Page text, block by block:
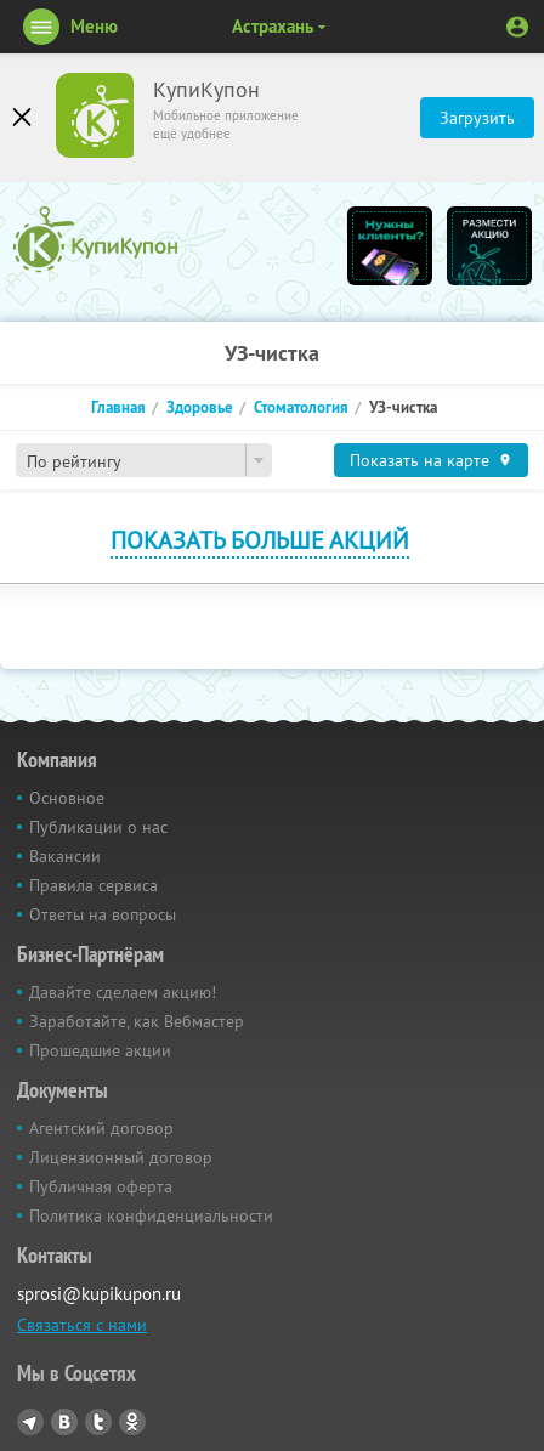
КупиКупон
Мобильное приложение
ещё удобнее
Загрузить
Меню Астрахань
УЗ-чистка
По рейтингу
Главная Здоровье Стоматология УЗ-чистка
Показать на карте
ПОКАЗАТЬ БОЛЬШЕ АКЦИЙ
Компания
Основное
Публикации о нас
Вакансии
Правила сервиса
Ответы на вопросы
Бизнес-Партнёрам
Давайте сделаем акцию!
Заработайте, как Вебмастер
Прошедшие акции
Документы
Агентский договор
Лицензионный договор
Публичная оферта
Политика конфиденциальности
Контакты
sprosi@kupikupon.ru
Связаться с нами
Мы в Соцсетях